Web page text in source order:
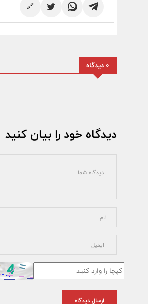
🔗
0 دیدگاه
دیدگاه خود را بیان کنید
ارسال دیدگاه